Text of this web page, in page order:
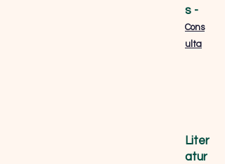
s -
Cons
ulta
Liter
atur